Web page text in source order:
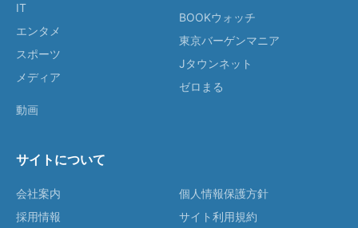
IT
エンタメ
スポーツ
メディア
動画
BOOKウォッチ
東京バーゲンマニア
Jタウンネット
ゼロまる
サイトについて
会社案内
採用情報
個人情報保護方針
サイト利用規約